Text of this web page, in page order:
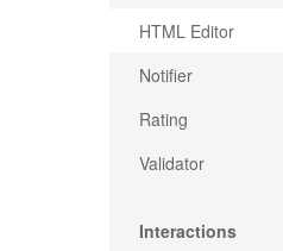
HTML Editor
Notifier
Rating
Validator
Interactions